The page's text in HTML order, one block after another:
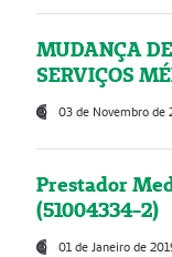
MUDANÇA
SERVIÇOS
03 de Novembro de
Prestador
(51004334-2)
01 de Janeiro de